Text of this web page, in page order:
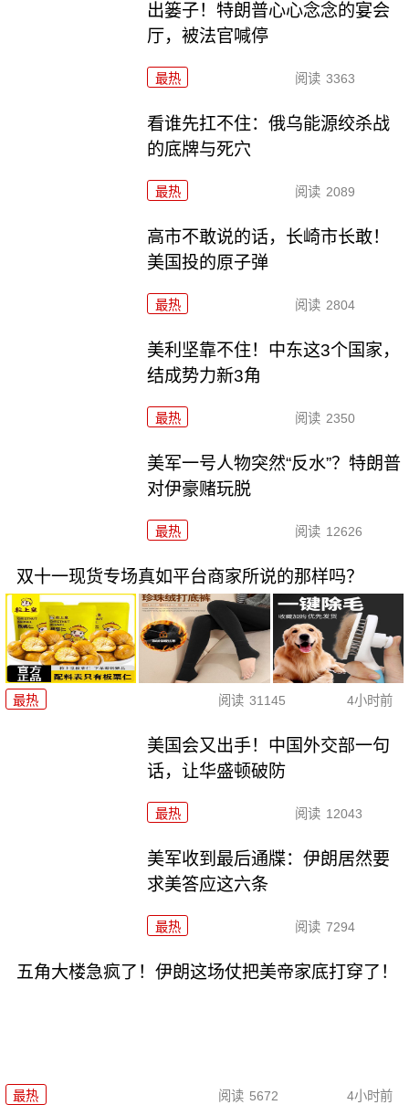
出篓子！特朗普心心念念的宴会
厅，被法官喊停
最热 阅读 3363
看谁先扛不住：俄乌能源绞杀战
的底牌与死穴
最热 阅读 2089
高市不敢说的话，长崎市长敢！
美国投的原子弹
最热 阅读 2804
美利坚靠不住！中东这3个国家，
结成势力新3角
最热 阅读 2350
美军一号人物突然“反水”？特朗普
对伊豪赌玩脱
最热 阅读 12626
双十一现货专场真如平台商家所说的那样吗？
最热 阅读 31145 4小时前
美国会又出手！中国外交部一句
话，让华盛顿破防
最热 阅读 12043
美军收到最后通牒：伊朗居然要
求美答应这六条
最热 阅读 7294
五角大楼急疯了！伊朗这场仗把美帝家底打穿了！
最热 阅读 5672 4小时前